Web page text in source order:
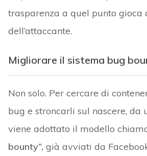
trasparenza a quel punto gioca
dell’attaccante.
Migliorare il sistema bug
Non solo. Per cercare di
bug e stroncarli sul nascere, da
viene adottato il modello
bounty”, già avviati da